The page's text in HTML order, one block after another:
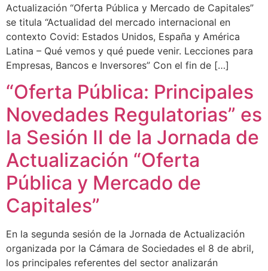
Actualización “Oferta Pública y Mercado de Capitales”
se titula “Actualidad del mercado internacional en
contexto Covid: Estados Unidos, España y América
Latina – Qué vemos y qué puede venir. Lecciones para
Empresas, Bancos e Inversores” Con el fin de […]
“Oferta Pública: Principales
Novedades Regulatorias” es
la Sesión II de la Jornada de
Actualización “Oferta
Pública y Mercado de
Capitales”
En la segunda sesión de la Jornada de Actualización
organizada por la Cámara de Sociedades el 8 de abril,
los principales referentes del sector analizarán